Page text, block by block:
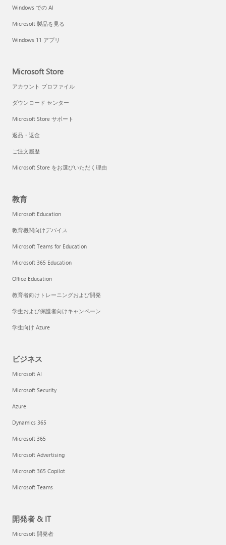
Windows での AI
Microsoft 製品を見る
Windows 11 アプリ
Microsoft Store
アカウント プロファイル
ダウンロード センター
Microsoft Store サポート
返品・返金
ご注文履歴
Microsoft Store をお選びいただく理由
教育
Microsoft Education
教育機関向けデバイス
Microsoft Teams for Education
Microsoft 365 Education
Office Education
教育者向けトレーニングおよび開発
学生および保護者向けキャンペーン
学生向け Azure
ビジネス
Microsoft AI
Microsoft Security
Azure
Dynamics 365
Microsoft 365
Microsoft Advertising
Microsoft 365 Copilot
Microsoft Teams
開発者 & IT
Microsoft 開発者